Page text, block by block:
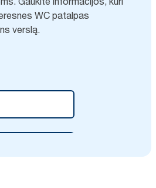
WC patalpas
verslą.